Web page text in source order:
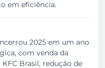
em eficiência.
2025 em um ano
com venda da
Brasil, redução de